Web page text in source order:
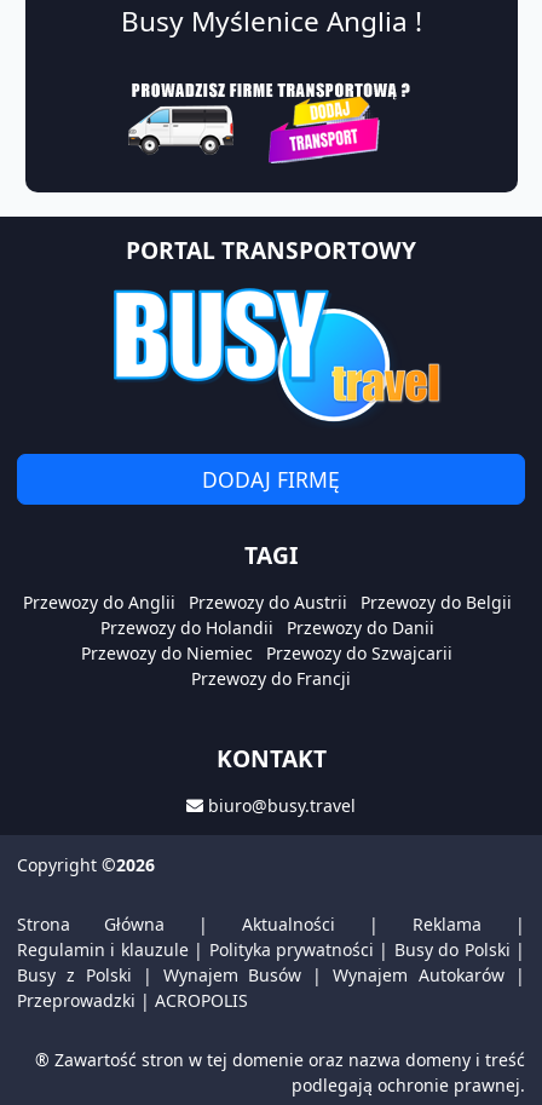
Busy Myślenice Anglia !
PORTAL TRANSPORTOWY
DODAJ FIRMĘ
TAGI
Przewozy do Anglii Przewozy do Austrii
Przewozy do Belgii
Przewozy do Holandii
Przewozy do Danii
Przewozy do Niemiec
Przewozy do Szwajcarii
Przewozy do Francji
KONTAKT
biuro@busy.travel
Copyright ©2026
Strona Główna | Aktualności | Reklama |
Regulamin i klauzule| Polityka prywatności | Busy do Polski |
Busy z Polski | Wynajem Busów |Wynajem Autokarów |
Przeprowadzki | ACROPOLIS
® Zawartość stron w tej domenie oraz nazwa domeny i treść
podlegają ochronie prawnej.